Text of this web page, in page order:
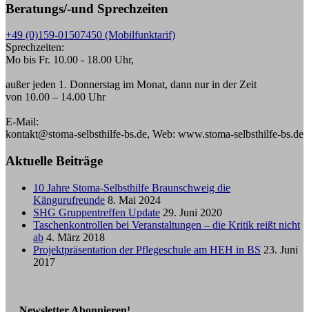
Beratungs/-und Sprechzeiten
+49 (0)159-01507450 (Mobilfunktarif)
Sprechzeiten:
Mo bis Fr. 10.00 - 18.00 Uhr,
außer jeden 1. Donnerstag im Monat, dann nur in der Zeit
von 10.00 – 14.00 Uhr
E-Mail:
kontakt@stoma-selbsthilfe-bs.de, Web: www.stoma-selbsthilfe-bs.de
Aktuelle Beiträge
10 Jahre Stoma-Selbsthilfe Braunschweig die
Kängurufreunde 8. Mai 2024
SHG Gruppentreffen Update 29. Juni 2020
Taschenkontrollen bei Veranstaltungen – die Kritik reißt nicht
ab 4. März 2018
Projektpräsentation der Pflegeschule am HEH in BS 23. Juni
2017